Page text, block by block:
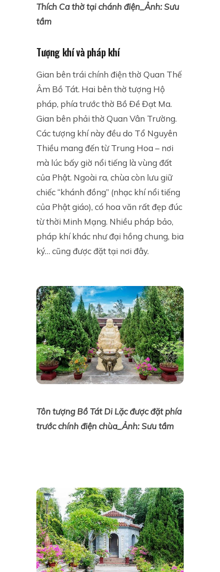
Thích Ca thờ tại chánh điện_Ảnh: Sưu
tầm
Tượng khí và pháp khí
Gian bên trái chính điện thờ Quan Thế
Âm Bồ Tát. Hai bên thờ tượng Hộ
pháp, phía trước thờ Bồ Đề Đạt Ma.
Gian bên phải thờ Quan Vân Trường.
Các tượng khí này đều do Tổ Nguyên
Thiều mang đến từ Trung Hoa – nơi
mà lúc bấy giờ nổi tiếng là vùng đất
của Phật. Ngoài ra, chùa còn lưu giữ
chiếc “khánh đồng” (nhạc khí nổi tiếng
của Phật giáo), có hoa văn rất đẹp đúc
từ thời Minh Mạng. Nhiều pháp bảo,
pháp khí khác như đại hồng chung, bia
ký… cũng được đặt tại nơi đây.
Tôn tượng Bồ Tát Di Lặc được đặt phía
trước chính điện chùa_Ảnh: Sưu tầm